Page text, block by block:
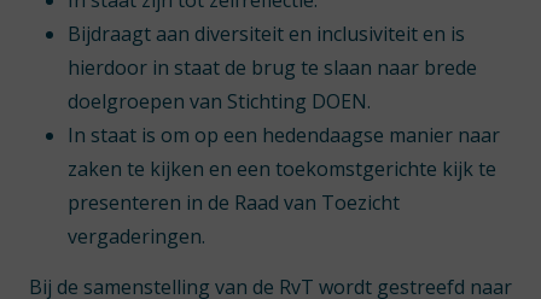
Bijdraagt aan diversiteit en inclusiviteit en is
hierdoor in staat de brug te slaan naar brede
doelgroepen van Stichting DOEN.
In staat is om op een hedendaagse manier naar
zaken te kijken en een toekomstgerichte kijk te
presenteren in de Raad van Toezicht
vergaderingen.
Bij de samenstelling van de RvT wordt gestreefd naar